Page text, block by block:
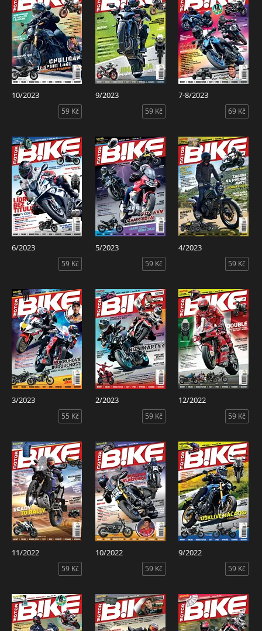
10/2023
59 Kč
9/2023
59 Kč
7-8/2023
69 Kč
6/2023
59 Kč
5/2023
59 Kč
4/2023
59 Kč
3/2023
55 Kč
2/2023
59 Kč
12/2022
59 Kč
11/2022
59 Kč
10/2022
59 Kč
9/2022
59 Kč